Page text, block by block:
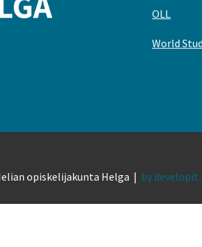
OLL
World
opiskelijakunta Helga | by